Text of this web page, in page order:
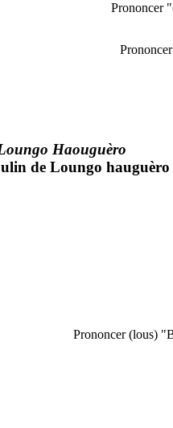
Prononcer
Haouguèro
de Loungo hauguèro
Prononcer (lous)